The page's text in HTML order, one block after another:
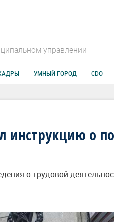
управлении
УМНЫЙ ГОРОД CDO
инструкцию о
о трудовой